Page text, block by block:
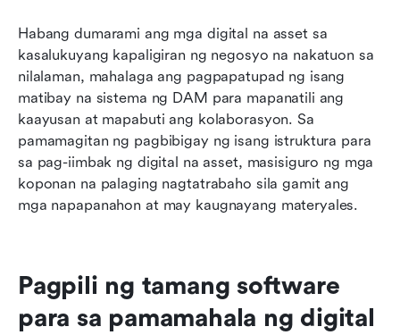
Habang dumarami ang mga digital na asset sa
kasalukuyang kapaligiran ng negosyo na nakatuon sa
nilalaman, mahalaga ang pagpapatupad ng isang
matibay na sistema ng DAM para mapanatili ang
kaayusan at mapabuti ang kolaborasyon. Sa
pamamagitan ng pagbibigay ng isang istruktura para
sa pag-iimbak ng digital na asset, masisiguro ng mga
koponan na palaging nagtatrabaho sila gamit ang
mga napapanahon at may kaugnayang materyales.
Pagpili ng tamang software
para sa pamamahala ng digital